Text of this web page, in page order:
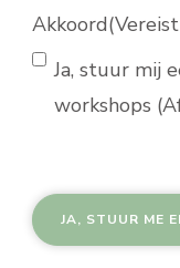
Akkoord
Ja, stuur mij
workshops